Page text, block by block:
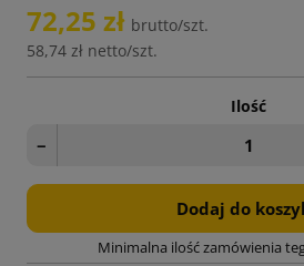
72,25 zł brutto/szt.
58,74 zł netto/szt.
Ilość
−
Dodaj do
Minimalna ilość zamówienia